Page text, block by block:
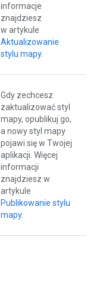
informacje
znajdziesz
w artykule
Aktualizowanie
stylu mapy.
Gdy zechcesz
zaktualizować styl
mapy, opublikuj go,
a nowy styl mapy
pojawi się w Twojej
aplikacji. Więcej
informacji
znajdziesz w
artykule
Publikowanie stylu
mapy.